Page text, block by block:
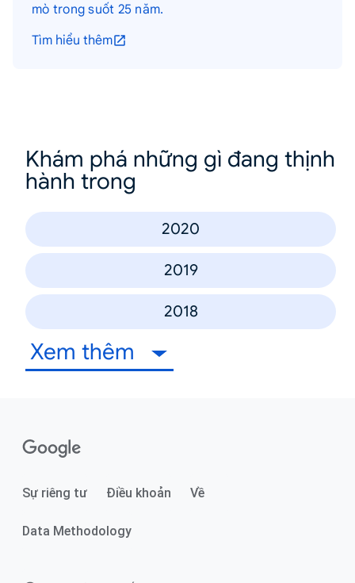
mò trong suốt 25 năm.
Tìm hiểu thêm
Khám phá những gì đang thịnh
hành trong
2020
2019
2018
Xem thêm
Sự riêng tư Điều khoản Về
Data Methodology